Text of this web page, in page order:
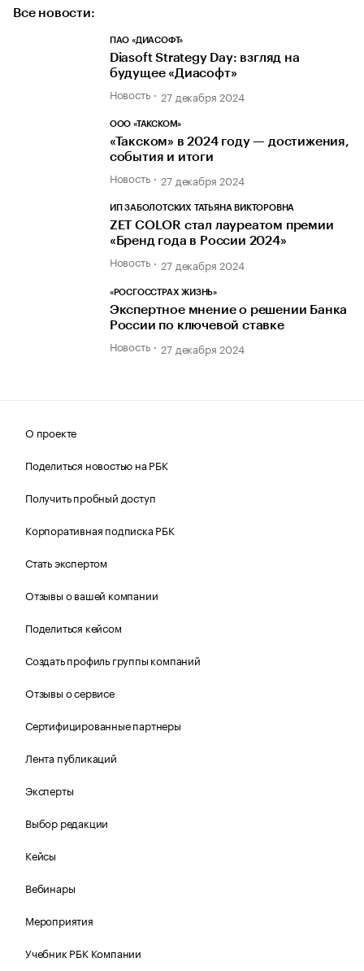
Все новости:
ПАО «ДИАСОФТ»
Diasoft Strategy Day: взгляд на
будущее «Диасофт»
Новость 27 декабря 2024
ООО «ТАКСКОМ»
«Такском» в 2024 году — достижения,
события и итоги
Новость 27 декабря 2024
ИП ЗАБОЛОТСКИХ ТАТЬЯНА ВИКТОРОВНА
ZET COLOR стал лауреатом премии
«Бренд года в России 2024»
Новость 27 декабря 2024
«РОСГОССТРАХ ЖИЗНЬ»
Экспертное мнение о решении Банка
России по ключевой ставке
Новость 27 декабря 2024
О проекте
Поделиться новостью на РБК
Получить пробный доступ
Корпоративная подписка РБК
Стать экспертом
Отзывы о вашей компании
Поделиться кейсом
Создать профиль группы компаний
Отзывы о сервисе
Сертифицированные партнеры
Лента публикаций
Эксперты
Выбор редакции
Кейсы
Вебинары
Мероприятия
Учебник РБК Компании